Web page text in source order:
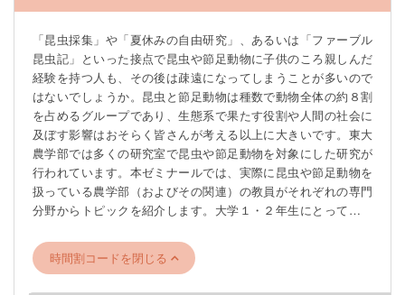
「昆⾍採集」や「夏休みの⾃由研究」、あるいは「ファーブル
昆⾍記」といった接点で昆⾍や節⾜動物に⼦供のころ親しんだ
経験を持つ⼈も、その後は疎遠になってしまうことが多いので
はないでしょうか。昆⾍と節⾜動物は種数で動物全体の約８割
を占めるグループであり、⽣態系で果たす役割や⼈間の社会に
及ぼす影響はおそらく皆さんが考える以上に⼤きいです。東⼤
農学部では多くの研究室で昆⾍や節⾜動物を対象にした研究が
⾏われています。本ゼミナールでは、実際に昆⾍や節⾜動物を
扱っている農学部（およびその関連）の教員がそれぞれの専門
分野からトピックを紹介します。⼤学１・２年⽣にとっては⾼
様な観点から注目され研究されているのかを学んでいただきた
いと思います。予定している各回のトピックは以下の通りです
時間割コードを閉じる